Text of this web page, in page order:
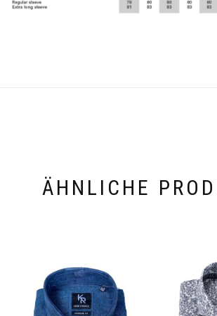
ÄHNLICHE